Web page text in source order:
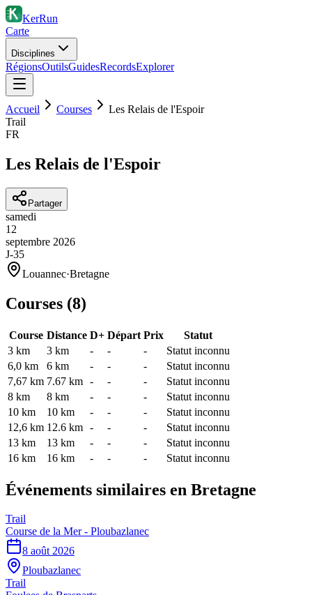
KerRun
Carte
Disciplines
RégionsOutilsGuidesRecordsExplorer
Accueil Courses
Les Relais de l'Espoir
Trail
FR
Les Relais de l'Espoir
Partager
samedi
12
septembre 2026
J-35
Louannec·Bretagne
Courses (8)
Course Distance D+ Départ Prix
Statut
3 km
3 km - - -
Statut inconnu
6,0 km
6 km - - -
Statut inconnu
7,67 km 7.67 km - - -
Statut inconnu
8 km
8 km - - -
Statut inconnu
10 km
10 km - - -
Statut inconnu
12,6 km 12.6 km - - -
Statut inconnu
13 km
13 km - - -
Statut inconnu
16 km
16 km - - - Statut inconnu
Événements similaires en Bretagne
Trail
Course de la Mer - Ploubazlanec
8 août 2026
Ploubazlanec
Trail